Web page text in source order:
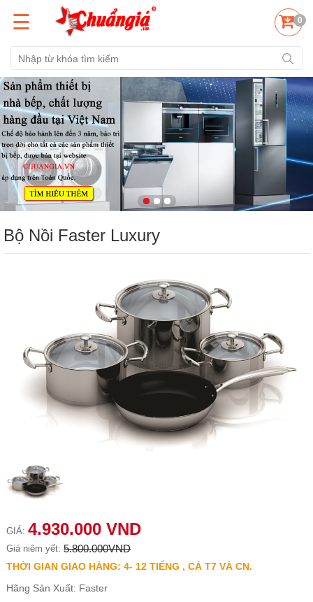
☰ 0
Bộ Nồi Faster Luxury
GIÁ: 4.930.000 VND
Giá niêm yết: 5.800.000VND
THỜI GIAN GIAO HÀNG: 4- 12 TIẾNG , CẢ T7 VÀ CN.
Hãng Sản Xuất: Faster